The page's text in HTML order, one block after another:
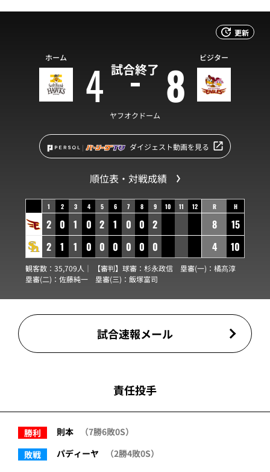
更新
試合終了
ホーム 4 8 ビジター
ヤフオクドーム
ダイジェスト動画を見る
順位表・対戦成績
1 2 3 4 5 6 7 8 9 10 11 12
2 0 1 0 2 1 0 0 2
2
1 1 0 0 0 0 0 0
R H
8
15
4
10
観客数：35,709人｜ 【審判】球審： 杉永政信 塁審(一)： 橘髙淳
塁審(二)： 佐藤純一 塁審(三)： 飯塚富司
試合速報メール
責任投手
勝利 則本
（7勝6敗0S）
敗戦
パディーヤ （2勝4敗0S）